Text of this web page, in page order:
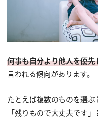
何事も自分より他人を優先
言われる傾向があります。
たとえば複数のものを選ぶ
「残りもので大丈夫です